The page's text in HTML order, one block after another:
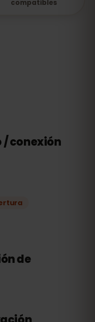
compatibles
/ conexión
de